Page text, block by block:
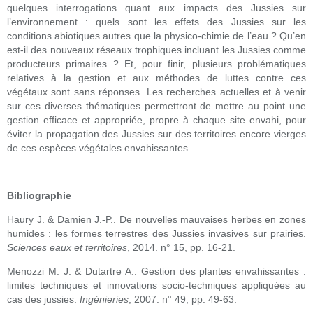
quelques interrogations quant aux impacts des Jussies sur
l’environnement : quels sont les effets des Jussies sur les
conditions abiotiques autres que la physico-chimie de l’eau ? Qu’en
est-il des nouveaux réseaux trophiques incluant les Jussies comme
producteurs primaires ? Et, pour finir, plusieurs problématiques
relatives à la gestion et aux méthodes de luttes contre ces
végétaux sont sans réponses. Les recherches actuelles et à venir
sur ces diverses thématiques permettront de mettre au point une
gestion efficace et appropriée, propre à chaque site envahi, pour
éviter la propagation des Jussies sur des territoires encore vierges
de ces espèces végétales envahissantes.
Bibliographie
Haury J. & Damien J.-P.. De nouvelles mauvaises herbes en zones
humides : les formes terrestres des Jussies invasives sur prairies.
Sciences eaux et territoires , 2014. n° 15, pp. 16-21.
Menozzi M. J. & Dutartre A.. Gestion des plantes envahissantes :
limites techniques et innovations socio-techniques appliquées au
cas des jussies. Ingénieries , 2007. n° 49, pp. 49-63.